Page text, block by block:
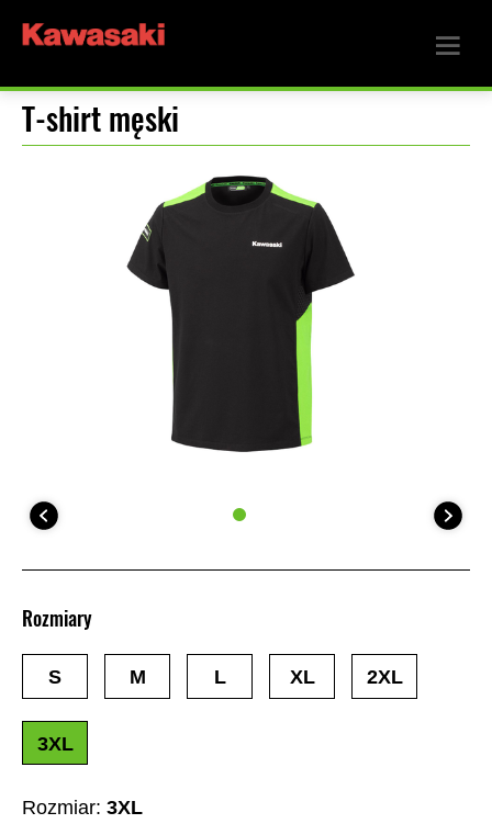
T-shirt męski
Rozmiar: 3XL
Rozmiary
S M L XL 2XL
3XL